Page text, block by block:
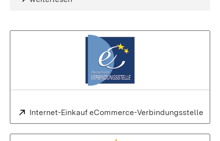
Extern:
Internet-Einkauf eCommerce-Verbindungsstelle